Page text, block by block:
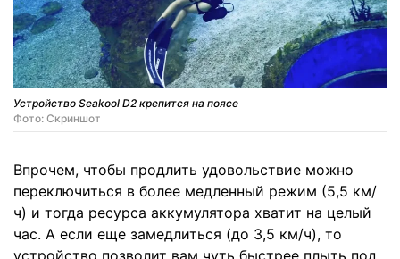
Устройство Seakool D2 крепится на поясе
Фото: Скриншот
Впрочем, чтобы продлить удовольствие можно
переключиться в более медленный режим (5,5 км/
ч) и тогда ресурса аккумулятора хватит на целый
час. А если еще замедлиться (до 3,5 км/ч), то